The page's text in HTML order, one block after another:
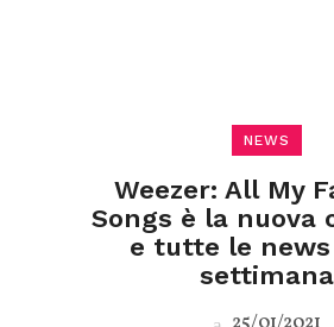
NEWS
Weezer: All My
Songs è la nuova
e tutte le
settimana